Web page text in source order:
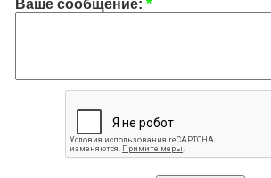
Ваше сообщение: *